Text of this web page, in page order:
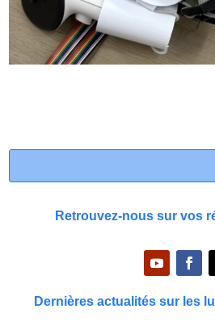
Retrouvez-nous sur vos
Dernières actualités sur les